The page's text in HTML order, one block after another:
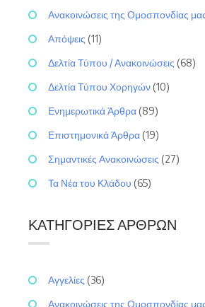
Ανακοινώσεις της Ομοσπονδίας
Απόψεις (11)
Δελτία Τύπου / Ανακοινώσεις (68)
Δελτία Τύπου Χορηγών (10)
Ενημερωτικά Άρθρα (89)
Επιστημονικά Άρθρα (19)
Σημαντικές Ανακοινώσεις (27)
Τα Νέα του Κλάδου (65)
ΚΑΤΗΓΟΡΊΕΣ ΆΡΘΡΩΝ
Αγγελίες (36)
Ανακοινώσεις της Ομοσπονδίας